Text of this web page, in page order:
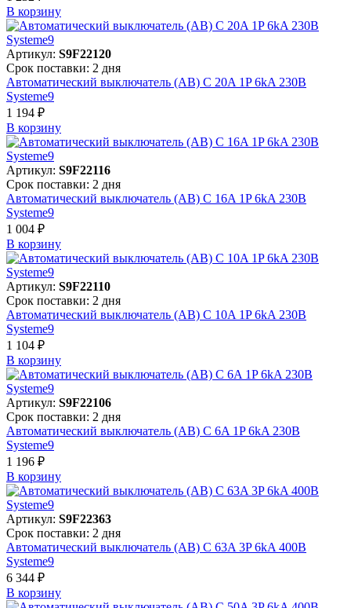
В корзинy
Артикул: S9F22120
Срок поставки: 2 дня
Автоматический выключатель (АВ) C 20A 1P 6kA 230В
Systeme9
1 194 ₽
В корзинy
Артикул: S9F22116
Срок поставки: 2 дня
Автоматический выключатель (АВ) C 16A 1P 6kA 230В
Systeme9
1 004 ₽
В корзинy
Артикул: S9F22110
Срок поставки: 2 дня
Автоматический выключатель (АВ) C 10A 1P 6kA 230В
Systeme9
1 104 ₽
В корзинy
Артикул: S9F22106
Срок поставки: 2 дня
Автоматический выключатель (АВ) C 6A 1P 6kA 230В
Systeme9
1 196 ₽
В корзинy
Артикул: S9F22363
Срок поставки: 2 дня
Автоматический выключатель (АВ) C 63A 3P 6kA 400В
Systeme9
6 344 ₽
В корзинy